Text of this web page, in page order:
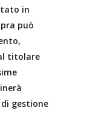
in
può
titolare
gestione